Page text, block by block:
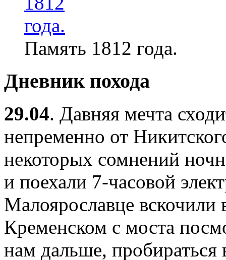
Память 1812 года.
Дневник похода
29.04. Давняя мечта
непременно от
некоторых сомнений
и поехали 7-часовой
Малоярославце вскочили
Кременском с моста
нам дальше, пробираться